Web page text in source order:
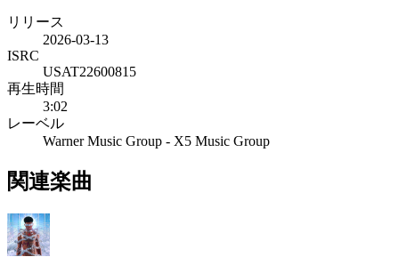
リリース
2026-03-13
ISRC
USAT22600815
再生時間
3:02
レーベル
Warner Music Group - X5 Music Group
関連楽曲